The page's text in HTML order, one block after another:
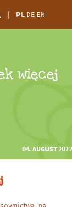
| PL DE EN
więcej
04. AUGUST 2022
na